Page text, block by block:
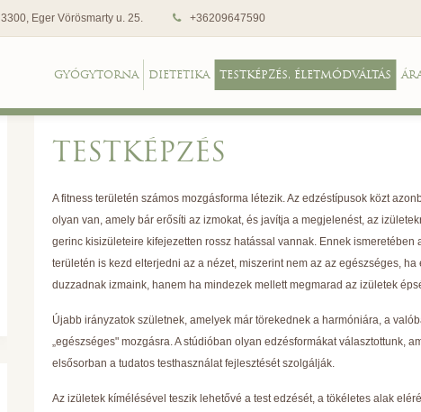
3300, Eger Vörösmarty u. 25. +36209647590
GYÓGYTORNA DIETETIKA TESTKÉPZÉS, ÉLETMÓDVÁLTÁS
TESTKÉPZÉS
A fitness területén számos mozgásforma létezik. Az edzéstípusok közt
olyan van, amely bár erősíti az izmokat, és javítja a megjelenést, az
gerinc kisizületeire kifejezetten rossz hatással vannak. Ennek ismeretében
területén is kezd elterjedni az a nézet, miszerint nem az az egészséges, ha
duzzadnak izmaink, hanem ha mindezek mellett megmarad az izületek
Újabb irányzatok születnek, amelyek már törekednek a harmóniára, a
„egészséges" mozgásra. A stúdióban olyan edzésformákat választottunk,
elsősorban a tudatos testhasználat fejlesztését szolgálják.
Az izületek kímélésével teszik lehetővé a test edzését, a tökéletes alak